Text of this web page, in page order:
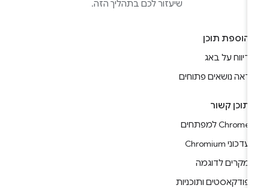
שיעזור לכם בתהליך הזה.
הוספת תוכן
דיווח על באג
ראה נושאים פתוחים
תוכן קשור
Chrome למפתחים
עדכוני Chromium
מקרים לדוגמה
פודקאסטים ותוכניות